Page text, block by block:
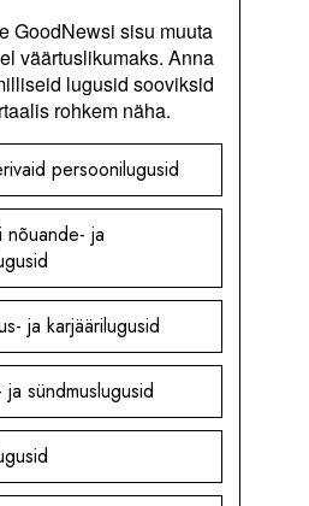
GoodNewsi sisu muuta
väärtuslikumaks. Anna
lugusid sooviksid
rohkem näha.
persoonilugusid
nõuande- ja
ja karjäärilugusid
ja sündmuslugusid